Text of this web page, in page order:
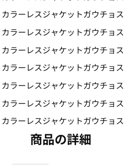
商品の詳細